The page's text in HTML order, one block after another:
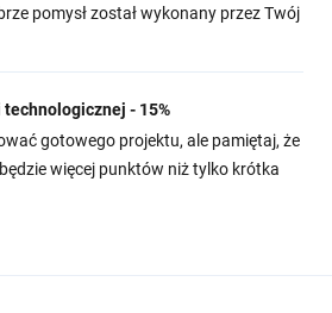
pomysł został wykonany przez Twój
technologicznej - 15%
gotowego projektu, ale pamiętaj, że
więcej punktów niż tylko krótka